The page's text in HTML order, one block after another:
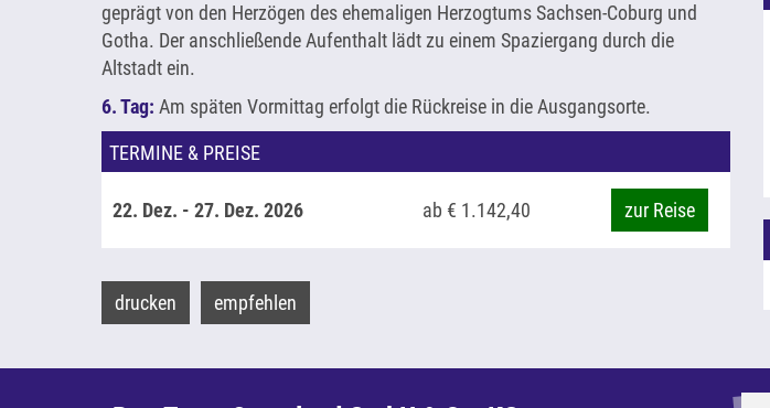
geprägt von den Herzögen des ehemaligen Herzogtums Sachsen-Coburg und
Gotha. Der anschließende Aufenthalt lädt zu einem Spaziergang durch die
Altstadt ein.
6. Tag: Am späten Vormittag erfolgt die Rückreise in die Ausgangsorte.
TERMINE & PREISE
22. Dez. - 27. Dez. 2026 ab € 1.142,40 zur Reise
drucken empfehlen